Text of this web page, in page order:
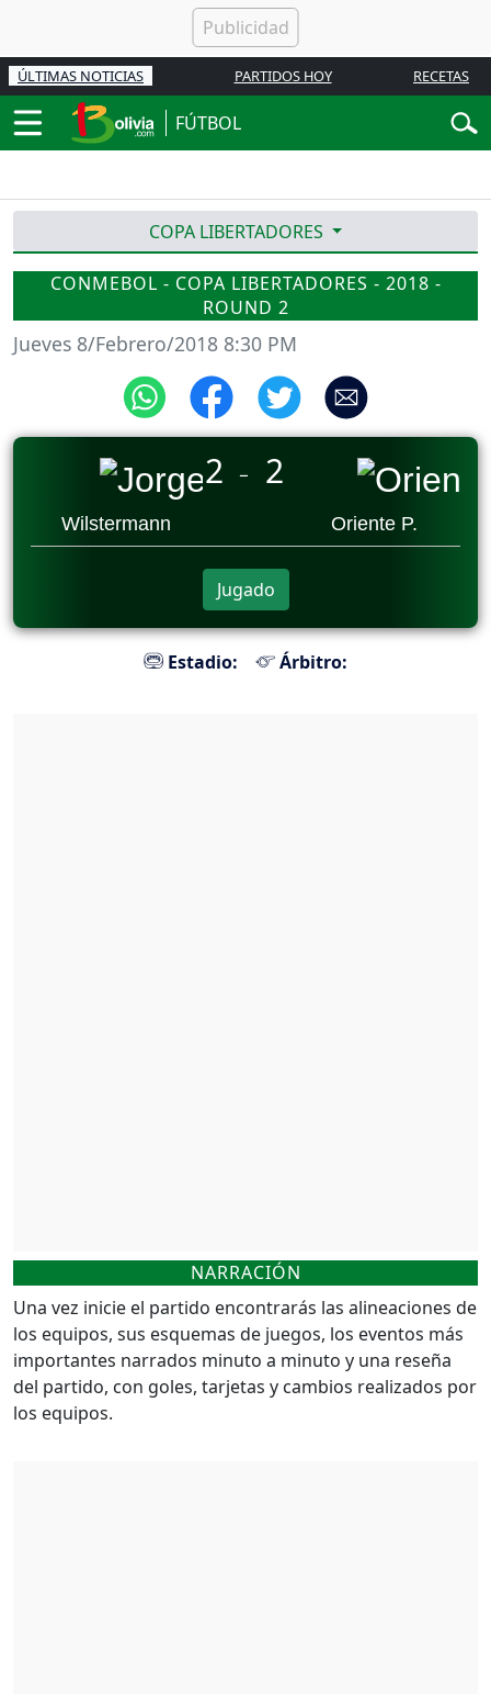
ÚLTIMAS NOTICIAS PARTIDOS HOY RECETAS
FÚTBOL
COPA LIBERTADORES
CONMEBOL - COPA LIBERTADORES - 2018 -
ROUND 2
Jueves 8/Febrero/2018 8:30 PM
Wilstermann
2 _ 2
Oriente P.
Jugado
Estadio: Árbitro:
NARRACIÓN
Una vez inicie el partido encontrarás las alineaciones de
los equipos, sus esquemas de juegos, los eventos más
importantes narrados minuto a minuto y una reseña
del partido, con goles, tarjetas y cambios realizados por
los equipos.